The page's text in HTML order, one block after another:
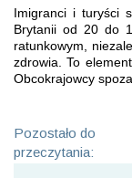
Imigranci i turyści
Brytanii od 20 do
ratunkowym,
zdrowia. To
Obcokrajowcy
Pozostało do
przeczytania: